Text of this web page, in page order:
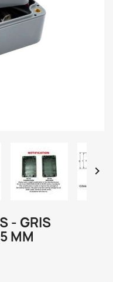

- GRIS
MM